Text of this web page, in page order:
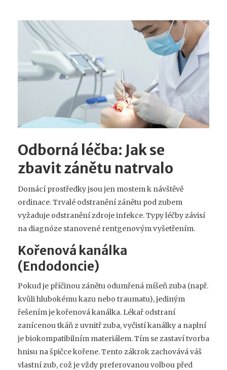
Odborná léčba: Jak se
zbavit zánětu natrvalo
Domácí prostředky jsou jen mostem k návštěvě
ordinace. Trvalé odstranění zánětu pod zubem
vyžaduje odstranění zdroje infekce. Typy léčby závisí
na diagnóze stanovené rentgenovým vyšetřením.
Kořenová kanálka
(Endodoncie)
Pokud je příčinou zánětu odumřená míšeň zuba (např.
kvůli hlubokému kazu nebo traumatu), jediným
řešením jekořenová kanálka. Lékař odstraní
zanícenou tkáň z uvnitř zuba, vyčistí kanálky a naplní
je biokompatibilním materiálem. Tím se zastaví tvorba
hnisu na špičce kořene. Tento zákrok zachovává váš
vlastní zub, což je vždy preferovanou volbou před